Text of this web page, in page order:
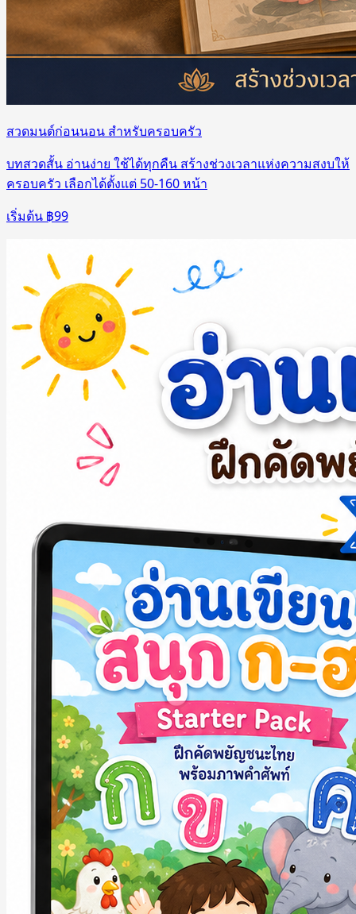
สวดมนต์ก่อนนอน สำหรับครอบครัว
บทสวดสั้น อ่านง่าย ใช้ได้ทุกคืน สร้างช่วงเวลาแห่งความสงบให้
ครอบครัว เลือกได้ตั้งแต่ 50-160 หน้า
เริ่มต้น ฿99